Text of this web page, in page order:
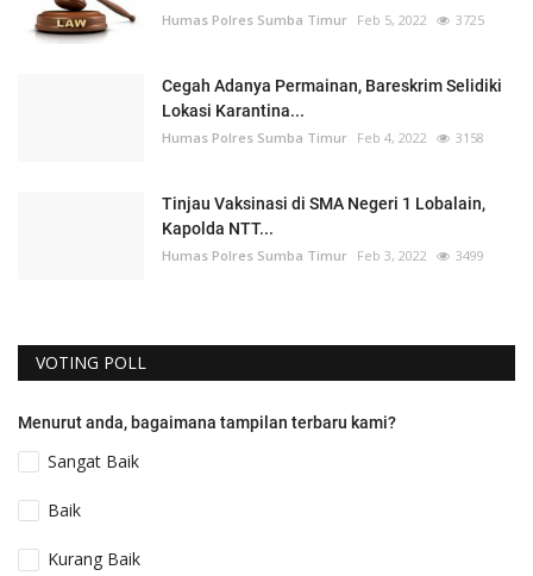
Humas Polres Sumba Timur Feb 5, 2022 3725
Cegah Adanya Permainan, Bareskrim Selidiki
Lokasi Karantina...
Humas Polres Sumba Timur Feb 4, 2022 3158
Tinjau Vaksinasi di SMA Negeri 1 Lobalain,
Kapolda NTT...
Humas Polres Sumba Timur Feb 3, 2022 3499
VOTING POLL
Menurut anda, bagaimana tampilan terbaru kami?
Sangat Baik
Baik
Kurang Baik